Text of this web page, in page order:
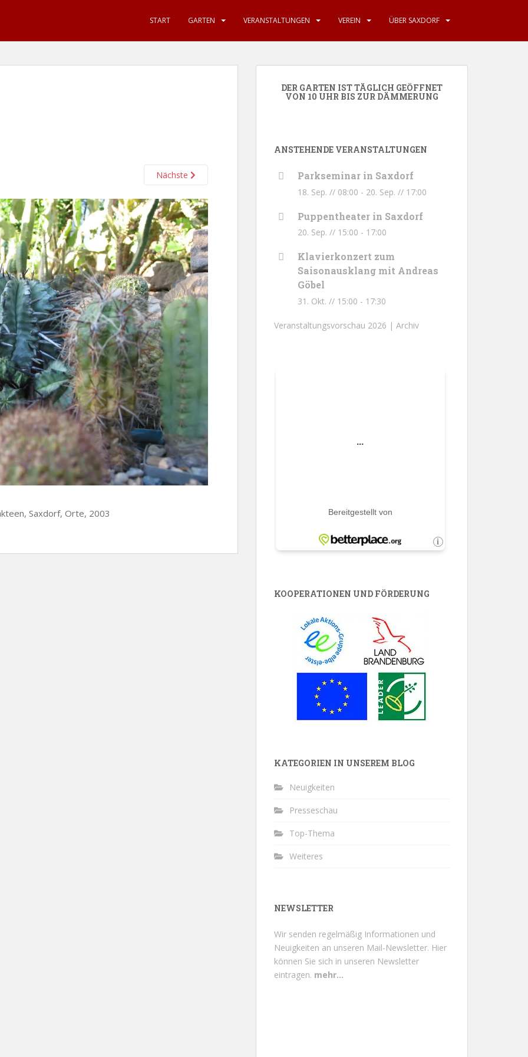
START GARTEN VERANSTALTUNGEN VEREIN ÜBER SAXDORF
Nächste
Saxdorf, Orte, 2003
DER GARTEN IST TÄGLICH GEÖFFNET
VON 10 UHR BIS ZUR DÄMMERUNG
ANSTEHENDE VERANSTALTUNGEN
Parkseminar in Saxdorf
18. Sep. // 08:00 - 20. Sep. // 17:00
Puppentheater in Saxdorf
20. Sep. // 15:00 - 17:00
Klavierkonzert zum
Saisonausklang mit Andreas
Göbel
31. Okt. // 15:00 - 17:30
Veranstaltungsvorschau 2026 | Archiv
KOOPERATIONEN UND FÖRDERUNG
KATEGORIEN IN UNSEREM BLOG
Neuigkeiten
Presseschau
Top-Thema
Weiteres
NEWSLETTER
Wir senden regelmäßig Informationen und
Neuigkeiten an unseren Mail-Newsletter. Hier
können Sie sich in unseren Newsletter
eintragen. mehr...